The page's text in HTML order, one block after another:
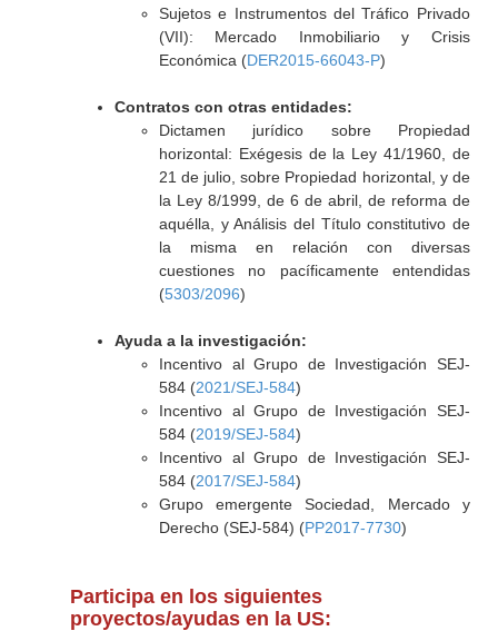
Sujetos e Instrumentos del Tráfico Privado
(VII): Mercado Inmobiliario y Crisis
Económica (DER2015-66043-P)
Contratos con otras entidades:
Dictamen jurídico sobre Propiedad
horizontal: Exégesis de la Ley 41/1960, de
21 de julio, sobre Propiedad horizontal, y de
la Ley 8/1999, de 6 de abril, de reforma de
aquélla, y Análisis del Título constitutivo de
la misma en relación con diversas
cuestiones no pacíficamente entendidas
(5303/2096)
Ayuda a la investigación:
Incentivo al Grupo de Investigación SEJ-
584 (2021/SEJ-584)
Incentivo al Grupo de Investigación SEJ-
584 (2019/SEJ-584)
Incentivo al Grupo de Investigación SEJ-
584 (2017/SEJ-584)
Grupo emergente Sociedad, Mercado y
Derecho (SEJ-584) (PP2017-7730)
Participa en los siguientes
proyectos/ayudas en la US: